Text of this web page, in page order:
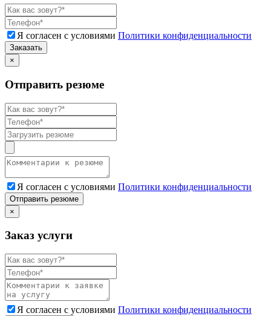
Я согласен с условиями Политики конфиденциальности
Заказать
×
Отправить резюме
Я согласен с условиями Политики конфиденциальности
Отправить резюме
×
Заказ услуги
Я согласен с условиями Политики конфиденциальности